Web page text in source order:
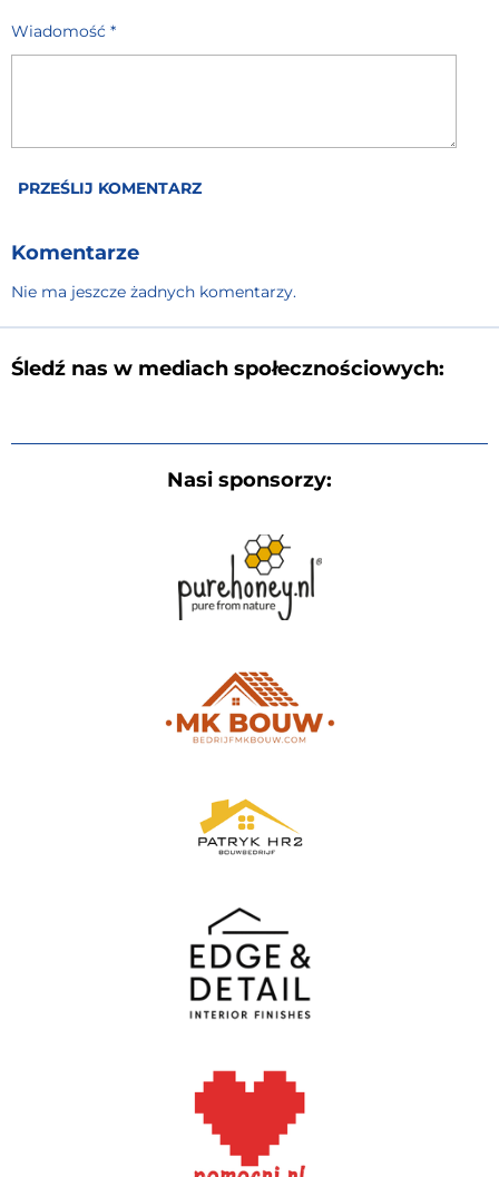
Wiadomość *
PRZEŚLIJ KOMENTARZ
Komentarze
Nie ma jeszcze żadnych komentarzy.
Śledź nas w mediach społecznościowych:
Nasi sponsorzy: